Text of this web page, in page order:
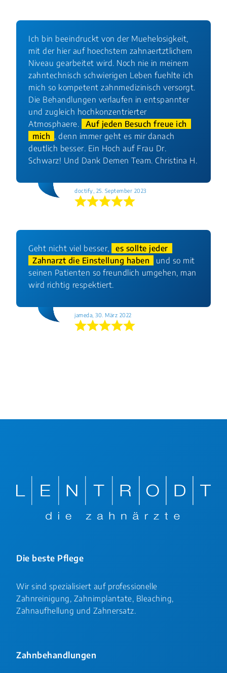
Ich bin beeindruckt von der Muehelosigkeit,
mit der hier auf hoechstem zahnaertztlichem
Niveau gearbeitet wird. Noch nie in meinem
zahntechnisch schwierigen Leben fuehlte ich
mich so kompetent zahnmedizinisch versorgt.
Die Behandlungen verlaufen in entspannter
und zugleich hochkonzentrierter
Atmosphaere.
Auf jeden Besuch freue ich
mich , denn immer geht es mir danach
deutlich besser. Ein Hoch auf Frau Dr.
Schwarz! Und Dank Demen Team. Christina H.
doctify, 25. September 2023
Geht nicht viel besser,
es sollte jeder
Zahnarzt die Einstellung haben
und so mit
seinen Patienten so freundlich umgehen, man
wird richtig respektiert.
jameda, 30. März 2022
Die beste Pflege
Wir sind spezialisiert auf professionelle
Zahnreinigung, Zahnimplantate, Bleaching,
Zahnaufhellung und Zahnersatz.
Zahnbehandlungen